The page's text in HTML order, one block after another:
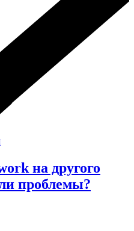
на другого
проблемы?